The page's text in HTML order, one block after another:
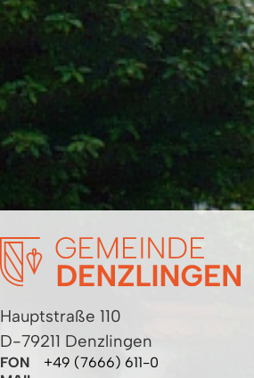
Hauptstraße 110
D-79211 Denzlingen
FON
+49 (7666) 611-0